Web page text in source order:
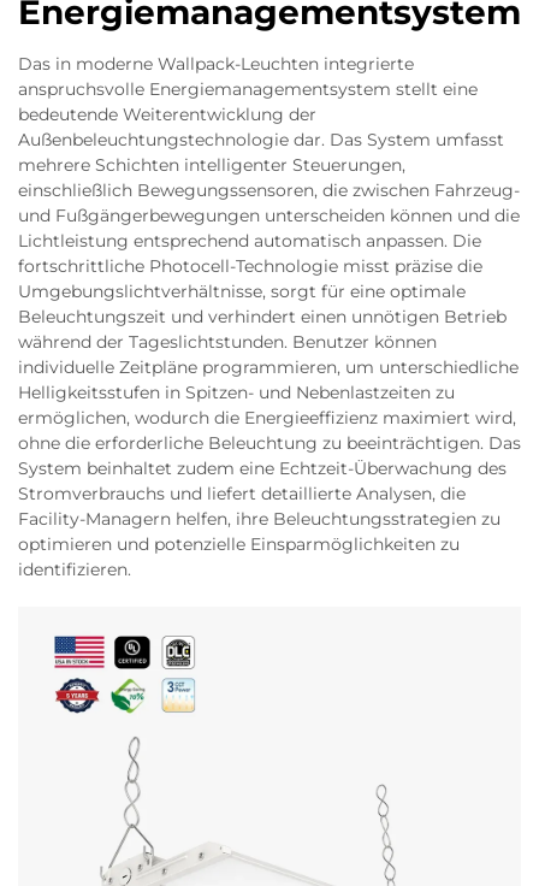
Energiemanagementsystem
Das in moderne Wallpack-Leuchten integrierte
anspruchsvolle Energiemanagementsystem stellt eine
bedeutende Weiterentwicklung der
Außenbeleuchtungstechnologie dar. Das System umfasst
mehrere Schichten intelligenter Steuerungen,
einschließlich Bewegungssensoren, die zwischen Fahrzeug-
und Fußgängerbewegungen unterscheiden können und die
Lichtleistung entsprechend automatisch anpassen. Die
fortschrittliche Photocell-Technologie misst präzise die
Umgebungslichtverhältnisse, sorgt für eine optimale
Beleuchtungszeit und verhindert einen unnötigen Betrieb
während der Tageslichtstunden. Benutzer können
individuelle Zeitpläne programmieren, um unterschiedliche
Helligkeitsstufen in Spitzen- und Nebenlastzeiten zu
ermöglichen, wodurch die Energieeffizienz maximiert wird,
ohne die erforderliche Beleuchtung zu beeinträchtigen. Das
System beinhaltet zudem eine Echtzeit-Überwachung des
Stromverbrauchs und liefert detaillierte Analysen, die
Facility-Managern helfen, ihre Beleuchtungsstrategien zu
optimieren und potenzielle Einsparmöglichkeiten zu
identifizieren.